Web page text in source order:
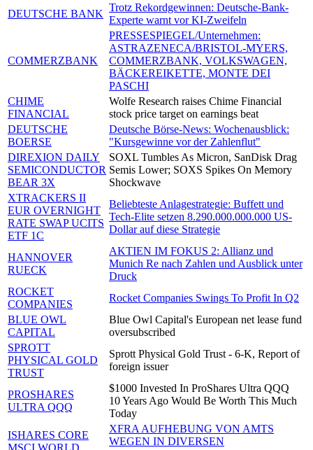
DEUTSCHE BANK
Trotz Rekordgewinnen: Deutsche-Bank-
Experte warnt vor KI-Zweifeln
COMMERZBANK
PRESSESPIEGEL/Unternehmen:
ASTRAZENECA/BRISTOL-MYERS,
COMMERZBANK, VOLKSWAGEN,
BÄCKEREIKETTE, MONTE DEI
PASCHI
CHIME
FINANCIAL
Wolfe Research raises Chime Financial
stock price target on earnings beat
DEUTSCHE
BOERSE
Deutsche Börse-News: Wochenausblick:
"Kursgewinne vor der Zahlenflut"
DIREXION DAILY
SEMICONDUCTOR
BEAR 3X
SOXL Tumbles As Micron, SanDisk Drag
Semis Lower; SOXS Spikes On Memory
Shockwave
XTRACKERS II
EUR OVERNIGHT
RATE SWAP UCITS
ETF 1C
Beliebteste Anlagestrategie: Buffett und
Tech-Elite setzen 8.290.000.000.000 US-
Dollar auf diese Strategie
HANNOVER
RUECK
AKTIEN IM FOKUS 2: Allianz und
Munich Re nach Zahlen und Ausblick unter
Druck
ROCKET
COMPANIES
Rocket Companies Swings To Profit In Q2
BLUE OWL
CAPITAL
Blue Owl Capital's European net lease fund
oversubscribed
SPROTT
PHYSICAL GOLD
TRUST
Sprott Physical Gold Trust - 6-K, Report of
foreign issuer
PROSHARES
ULTRA QQQ
$1000 Invested In ProShares Ultra QQQ
10 Years Ago Would Be Worth This Much
Today
ISHARES CORE
MSCI WORLD
XFRA AUFHEBUNG VON AMTS
WEGEN IN DIVERSEN